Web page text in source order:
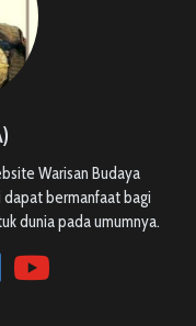
Warisan Budaya
dapat bermanfaat bagi
dunia pada umumnya.